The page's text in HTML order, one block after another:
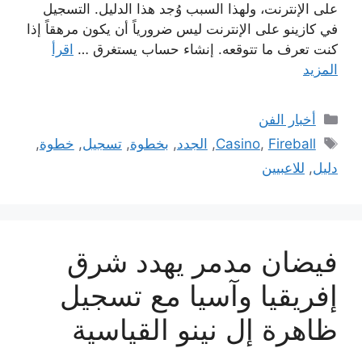
على الإنترنت، ولهذا السبب وُجد هذا الدليل. التسجيل
في كازينو على الإنترنت ليس ضرورياً أن يكون مرهقاً إذا
كنت تعرف ما تتوقعه. إنشاء حساب يستغرق … اقرأ
المزيد
التصنيفات
أخبار الفن
الوسوم
Casino, Fireball
, الجدد, بخطوة,تسجيل, خطوة,
دليل, للاعبيين
فيضان مدمر يهدد شرق
إفريقيا وآسيا مع تسجيل
ظاهرة إل نينو القياسية